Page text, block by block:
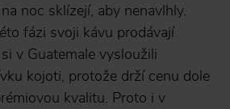
noc sklízejí, aby nenavlhly.
fázi svoji kávu prodávají
v Guatemale vysloužili
kojoti, protože drží cenu dole
kvalitu. Proto i v